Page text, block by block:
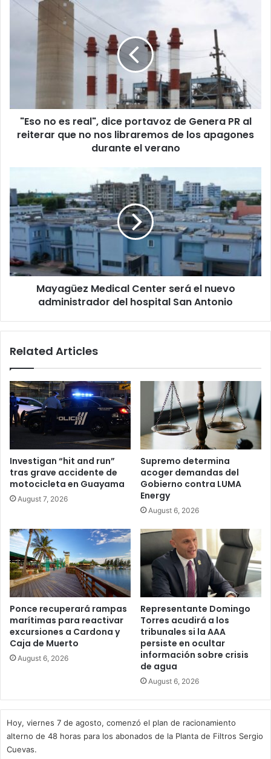
PR
reiterar
de
los
apagones
durante
el
verano
"Eso no es real", dice portavoz de Genera PR al
reiterar que no nos libraremos de los apagones
durante el verano
Medical
Center
será
el
nuevo
administrador
del
hospital
Mayagüez Medical Center será el nuevo
administrador del hospital San Antonio
Related Articles
Investigan “hit and run”
tras grave accidente de
motocicleta en Guayama
August 7, 2026
Supremo determina
acoger demandas del
Gobierno contra LUMA
Energy
August 6, 2026
Ponce recuperará rampas
marítimas para reactivar
excursiones a Cardona y
Caja de Muerto
August 6, 2026
Representante Domingo
Torres acudirá a los
tribunales si la AAA
persiste en ocultar
información sobre crisis
de agua
August 6, 2026
Hoy, viernes 7 de agosto, comenzó el plan de racionamiento
alterno de 48 horas para los abonados de la Planta de Filtros Sergio
Cuevas.